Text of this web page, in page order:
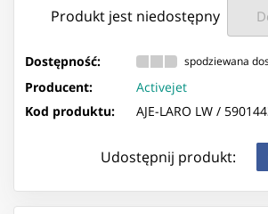
Produkt jest niedostępny
Dostępność: spodziewana
Producent:
Activejet
Kod produktu:
AJE-LARO LW /
Udostępnij produkt: